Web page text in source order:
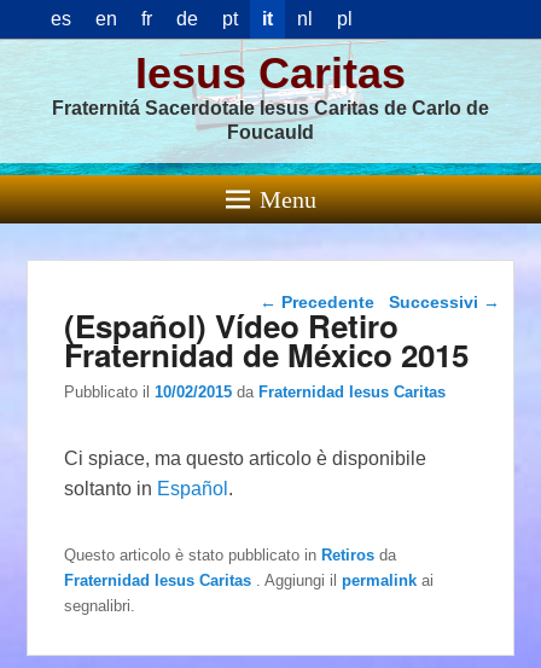
es en fr de pt it nl pl
Iesus Caritas
Fraternitá Sacerdotale Iesus Caritas de Carlo de
Foucauld
Menu
Navigazione articolo
← Precedente Successivi →
(Español) Vídeo Retiro
Fraternidad de México 2015
Pubblicato il10/02/2015 daFraternidad Iesus Caritas
Ci spiace, ma questo articolo è disponibile
soltanto in Español .
Questo articolo è stato pubblicato inRetiros da
Fraternidad Iesus Caritas
. Aggiungi ilpermalink ai
segnalibri.